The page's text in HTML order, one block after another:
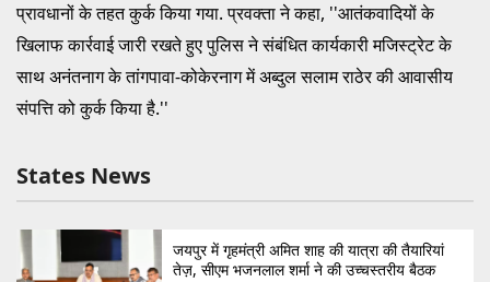
प्रावधानों के तहत कुर्क किया गया. प्रवक्ता ने कहा, ''आतंकवादियों के
खिलाफ कार्रवाई जारी रखते हुए पुलिस ने संबंधित कार्यकारी मजिस्ट्रेट के
साथ अनंतनाग के तांगपावा-कोकेरनाग में अब्दुल सलाम राठेर की आवासीय
संपत्ति को कुर्क किया है.''
States News
जयपुर में गृहमंत्री अमित शाह की यात्रा की तैयारियां
तेज़, सीएम भजनलाल शर्मा ने की उच्चस्तरीय बैठक